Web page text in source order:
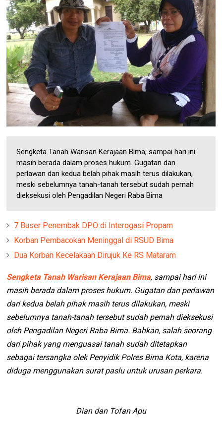
Sengketa Tanah Warisan Kerajaan Bima, sampai hari ini
masih berada dalam proses hukum. Gugatan dan
perlawan dari kedua belah pihak masih terus dilakukan,
meski sebelumnya tanah-tanah tersebut sudah pernah
dieksekusi oleh Pengadilan Negeri Raba Bima
7 Buser Penembak DPO di Interogasi Propam
Korban Pembacokan Meninggal di RSUD Bima
Dua Korban Kecelakaan Dirujuk Ke RS Mataram
Sengketa Tanah Warisan Kerajaan Bima, sampai hari ini
masih berada dalam proses hukum. Gugatan dan perlawan
dari kedua belah pihak masih terus dilakukan, meski
sebelumnya tanah-tanah tersebut sudah pernah dieksekusi
oleh Pengadilan Negeri Raba Bima. Bahkan, salah seorang
dari pihak yang menguasai tanah sudah ditetapkan
sebagai tersangka olek Penyidik Polres Bima Kota, karena
diduga menggunakan surat paslu untuk urusan perkara.
Dian dan Tofan Apu